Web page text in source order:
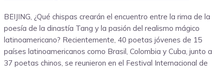
BEIJING, ¿Qué chispas crearán el encuentro entre la rima de la
poesía de la dinastía Tang y la pasión del realismo mágico
latinoamericano? Recientemente, 40 poetas jóvenes de 15
países latinoamericanos como Brasil, Colombia y Cuba, junto a
37 poetas chinos, se reunieron en el Festival Internacional de